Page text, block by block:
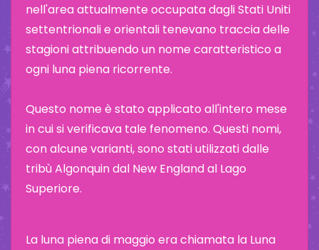
nell'area attualmente occupata dagli Stati Uniti
settentrionali e orientali tenevano traccia delle
stagioni attribuendo un nome caratteristico a
ogni luna piena ricorrente.
Questo nome è stato applicato all'intero mese
in cui si verificava tale fenomeno. Questi nomi,
con alcune varianti, sono stati utilizzati dalle
tribù Algonquin dal New England al Lago
Superiore.
La luna piena di maggio era chiamata la Luna